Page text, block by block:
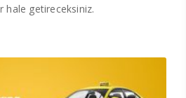
hale getireceksiniz.